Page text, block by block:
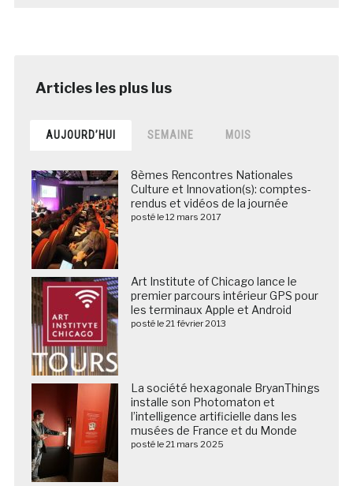
AUJOURD’HUI SEMAINE MOIS
8èmes Rencontres Nationales
Culture et Innovation(s): comptes-
rendus et vidéos de la journée
posté le 12 mars 2017
Art Institute of Chicago lance le
premier parcours intérieur GPS pour
les terminaux Apple et Android
posté le 21 février 2013
La société hexagonale BryanThings
installe son Photomaton et
l’intelligence artificielle dans les
musées de France et du Monde
posté le 21 mars 2025